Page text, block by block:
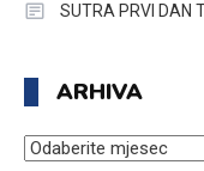
SUTRA PRVI DAN
ARHIVA
ARHIVA